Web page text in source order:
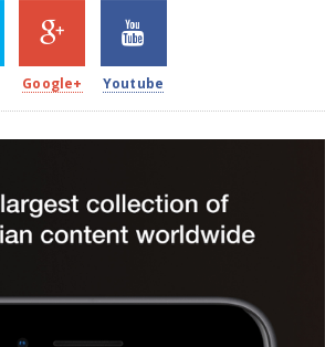
203
SHARES
Google+
620
SHARES
Youtube